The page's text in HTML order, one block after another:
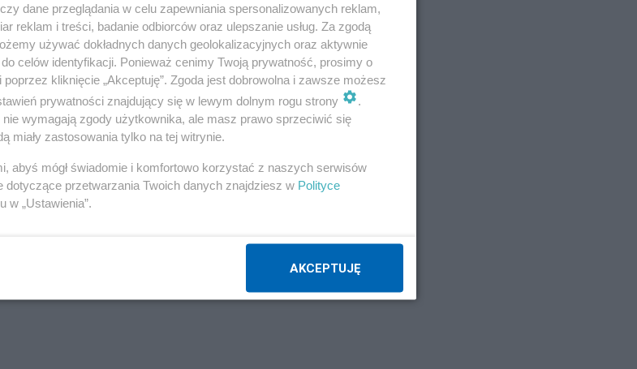
dane przeglądania w celu zapewniania spersonalizowanych reklam,
reklam i treści, badanie odbiorców oraz ulepszanie usług. Za zgodą
używać dokładnych danych geolokalizacyjnych oraz aktywnie
celów identyfikacji. Ponieważ cenimy Twoją prywatność, prosimy o
kliknięcie „Akceptuję”. Zgoda jest dobrowolna i zawsze możesz
prywatności znajdujący się w lewym dolnym rogu strony
.
wymagają zgody użytkownika, ale masz prawo sprzeciwić się
miały zastosowania tylko na tej witrynie.
abyś mógł świadomie i komfortowo korzystać z naszych serwisów
dotyczące przetwarzania Twoich danych znajdziesz w Polityce
w „Ustawienia”.
AKCEPTUJĘ